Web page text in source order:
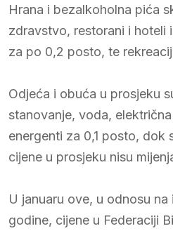
Hrana i bezalkoholna pića
zdravstvo, restorani i hoteli
za po 0,2 posto, te
Odjeća i obuća u prosjeku
stanovanje, voda,
energenti za 0,1 posto, dok
cijene u prosjeku nisu
U januaru ove, u odnosu
godine, cijene u Federaciji